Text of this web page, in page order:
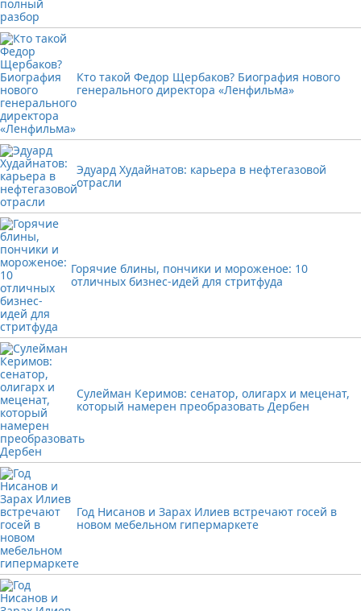
Кто такой Федор Щербаков? Биография нового
генерального директора «Ленфильма»
Эдуард Худайнатов: карьера в нефтегазовой
отрасли
Горячие блины, пончики и мороженое: 10
отличных бизнес-идей для стритфуда
Сулейман Керимов: сенатор, олигарх и меценат,
который намерен преобразовать Дербен
Год Нисанов и Зарах Илиев встречают госей в
новом мебельном гипермаркете